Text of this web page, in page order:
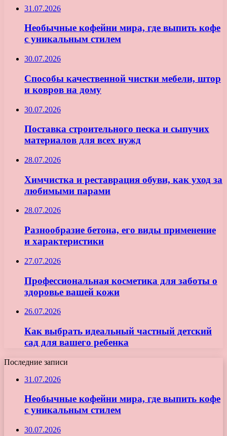
31.07.2026
Необычные кофейни мира, где выпить кофе
с уникальным стилем
30.07.2026
Способы качественной чистки мебели, штор
и ковров на дому
30.07.2026
Поставка строительного песка и сыпучих
материалов для всех нужд
28.07.2026
Химчистка и реставрация обуви, как уход за
любимыми парами
28.07.2026
Разнообразие бетона, его виды применение
и характеристики
27.07.2026
Профессиональная косметика для заботы о
здоровье вашей кожи
26.07.2026
Как выбрать идеальный частный детский
сад для вашего ребенка
Последние записи
31.07.2026
Необычные кофейни мира, где выпить кофе
с уникальным стилем
30.07.2026